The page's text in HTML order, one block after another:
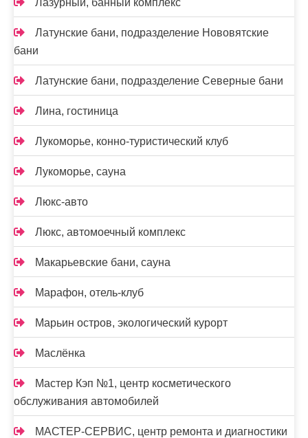
Лазурный, банный комплекс
Латунские бани, подразделение Нововятские
бани
Латунские бани, подразделение Северные бани
Лина, гостиница
Лукоморье, конно-туристический клуб
Лукоморье, сауна
Люкс-авто
Люкс, автомоечный комплекс
Макарьевские бани, сауна
Марафон, отель-клуб
Марьин остров, экологический курорт
Маслёнка
Мастер Кэп №1, центр косметического
обслуживания автомобилей
МАСТЕР-СЕРВИС, центр ремонта и диагностики